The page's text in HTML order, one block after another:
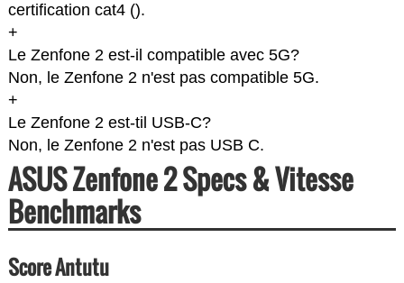
certification cat4 ().
+
Le Zenfone 2 est-il compatible avec 5G?
Non, le Zenfone 2 n'est pas compatible 5G.
+
Le Zenfone 2 est-til USB-C?
Non, le Zenfone 2 n'est pas USB C.
ASUS Zenfone 2 Specs & Vitesse
Benchmarks
Score Antutu